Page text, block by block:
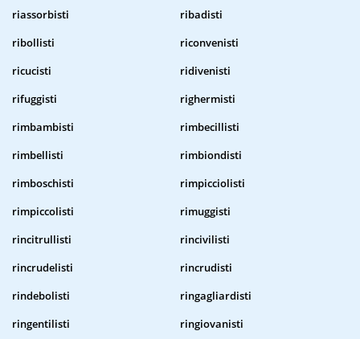
riassorbisti
ribadisti
ribollisti
riconvenisti
ricucisti
ridivenisti
rifuggisti
righermisti
rimbambisti
rimbecillisti
rimbellisti
rimbiondisti
rimboschisti
rimpicciolisti
rimpiccolisti
rimuggisti
rincitrullisti
rincivilisti
rincrudelisti
rincrudisti
rindebolisti
ringagliardisti
ringentilisti
ringiovanisti